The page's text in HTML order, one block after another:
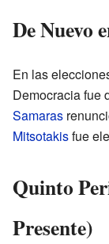
De Nuevo
En las
Democracia fue
Samaras
Mitsotakisfue
Quinto
Presente)